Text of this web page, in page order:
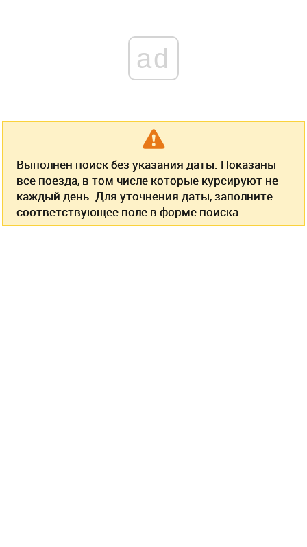
ad
Выполнен поиск без указания даты. Показаны
все поезда, в том числе которые курсируют не
каждый день. Для уточнения даты, заполните
соответствующее поле в форме поиска.